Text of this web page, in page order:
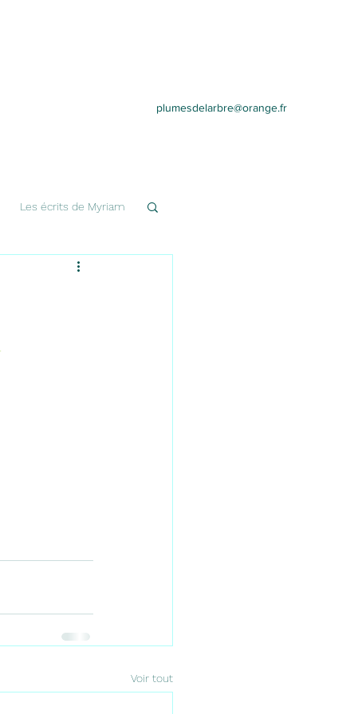
plumesdelarbre@orange.fr
Les écrits de Myriam
Voir tout